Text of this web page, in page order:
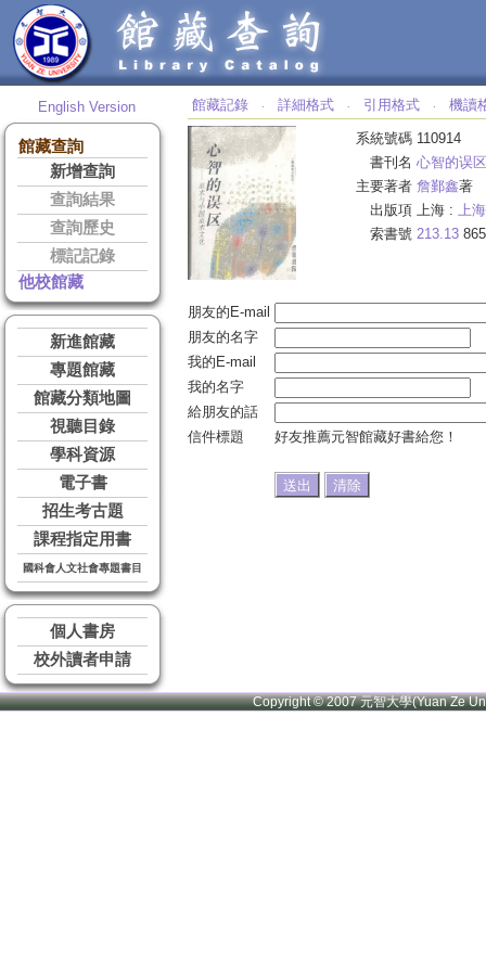
English Version
館藏查詢
新增查詢
查詢結果
查詢歷史
標記記錄
他校館藏
新進館藏
專題館藏
館藏分類地圖
視聽目錄
學科資源
電子書
招生考古題
課程指定用書
國科會人文社會專題書目
個人書房
校外讀者申請
館藏記錄 ‧ 詳細格式 ‧ 引用格式 ‧ 機讀
系統號碼 110914
書刊名 心智的误区
主要著者 詹鄞鑫著
出版項 上海 : 上
索書號 213.13
朋友的E-mail
朋友的名字
我的E-mail
我的名字
給朋友的話
信件標題
好友推薦元智館藏好書給您！
Copyright © 2007 元智大學(Yuan Ze